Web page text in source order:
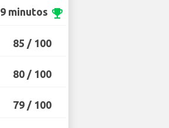
9 minutos emoji_events
85 / 100
80 / 100
79 / 100